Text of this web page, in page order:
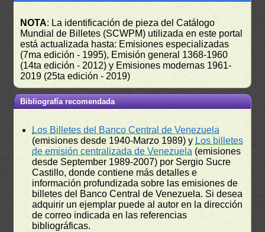
NOTA: La identificación de pieza del Catálogo
Mundial de Billetes (SCWPM) utilizada en este portal
está actualizada hasta: Emisiones especializadas
(7ma edición - 1995), Emisión general 1368-1960
(14ta edición - 2012) y Emisiones modernas 1961-
2019 (25ta edición - 2019)
Bibliografía recomendada
Los Billetes del Banco Central de Venezuela
(emisiones desde 1940-Marzo 1989) y Los billetes
de emisión centralizada de Venezuela (emisiones
desde September 1989-2007) por Sergio Sucre
Castillo, donde contiene más detalles e
información profundizada sobre las emisiones de
billetes del Banco Central de Venezuela. Si desea
adquirir un ejemplar puede al autor en la dirección
de correo indicada en las referencias
bibliográficas.